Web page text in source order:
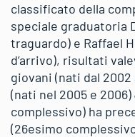
classificato della
speciale graduatoria
traguardo) e Raffael
d’arrivo), risultati
giovani (nati dal
(nati nel 2005 e
complessivo) ha
(26esimo